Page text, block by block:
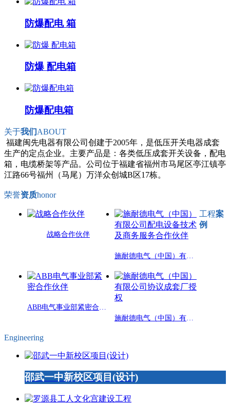
防爆配电 箱
防爆 配电箱
防爆配电箱
关于我们ABOUT
福建闽先电器有限公司创建于2005年，是低压开关电器成套
生产的定点企业。主要产品是：各类低压成套开关设备，配电
箱，电缆桥架等产品。公司位于福建省福州市马尾区亭江镇亭
江路66号福州（马尾）万洋众创城B区17栋。
荣誉资质honor
战略合作伙伴
工程案
例
Engineering
邵武一中新校区项目(设计)